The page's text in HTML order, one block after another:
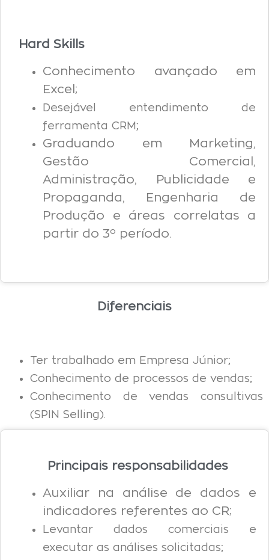
Hard Skills
Conhecimento avançado em
Excel;
Desejável entendimento de
ferramenta CRM;
Graduando em Marketing,
Gestão Comercial,
Administração, Publicidade e
Propaganda, Engenharia de
Produção e áreas correlatas a
partir do 3º período.
Diferenciais
Ter trabalhado em Empresa Júnior;
Conhecimento de processos de vendas;
Conhecimento de vendas consultivas
(SPIN Selling).
Principais responsabilidades
Auxiliar na análise de dados e
indicadores referentes ao CR;
Levantar dados comerciais e
executar as análises solicitadas;